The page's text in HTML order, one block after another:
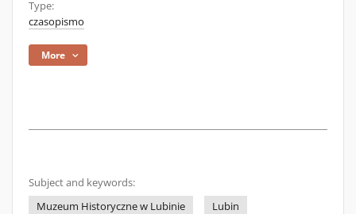
Type:
czasopismo
More
Subject and keywords:
Muzeum Historyczne w Lubinie
Lubin